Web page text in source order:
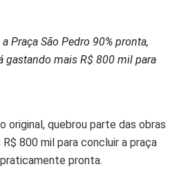
Praça São Pedro 90% pronta,
gastando mais R$ 800 mil para
original, quebrou parte das obras
800 mil para concluir a praça
pronta.